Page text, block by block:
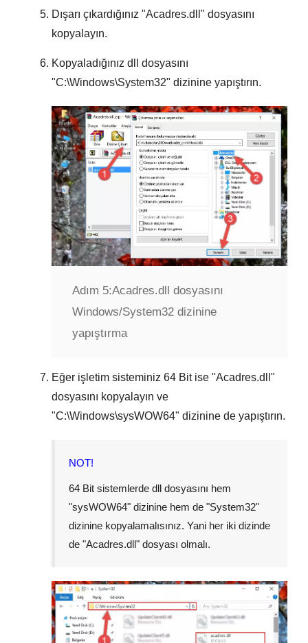
Dışarı çıkardığınız "Acadres.dll " dosyasını
kopyalayın.
Kopyaladığınız dll dosyasını
"C:\Windows\System32" dizinine yapıştırın.
Adım 5:Acadres.dll dosyasını
Windows/System32 dizinine
yapıştırma
Eğer işletim sisteminiz 64 Bitise "Acadres.dll "
dosyasını kopyalayın ve
"C:\Windows\sysWOW64" dizinine de yapıştırın.
NOT!
64 Bit sistemlerde dll dosyasını hem
"sysWOW64" dizinine hem de "System32"
dizinine kopyalamalısınız. Yani her iki dizinde
de "Acadres.dll" dosyası olmalı.